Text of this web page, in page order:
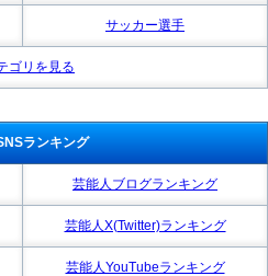
サッカー選手
ゴリを見る
ランキング
芸能人ブログランキング
芸能人X(Twitter)ランキング
芸能人YouTubeランキング